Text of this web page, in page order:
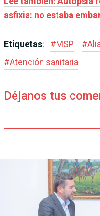
asfixia: no estaba
Etiquetas: #MSP #
#Atención sanitaria
Déjanos tus